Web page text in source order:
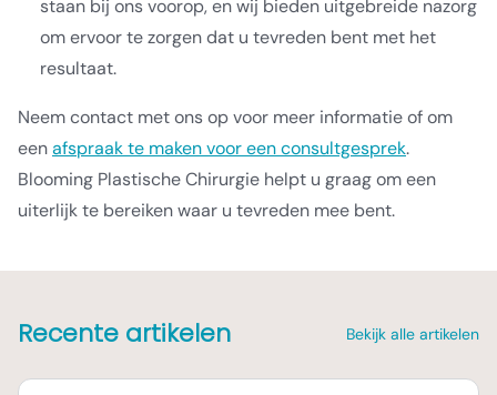
staan bij ons voorop, en wij bieden uitgebreide nazorg
om ervoor te zorgen dat u tevreden bent met het
resultaat.
Neem contact met ons op voor meer informatie of om
eenafspraak te maken voor een consultgesprek.
Blooming Plastische Chirurgie helpt u graag om een
uiterlijk te bereiken waar u tevreden mee bent.
Recente artikelen Bekijk alle artikelen